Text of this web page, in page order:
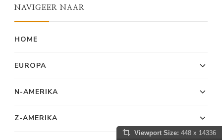
NAVIGEER NAAR
HOME
EUROPA
N-AMERIKA
Z-AMERIKA
Viewport Size: 448 x 14336